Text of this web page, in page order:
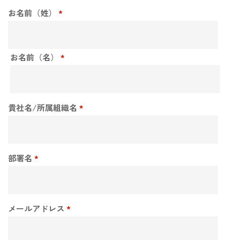
お名前（姓） *
お名前（名） *
貴社名/所属組織名 *
部署名 *
メールアドレス *